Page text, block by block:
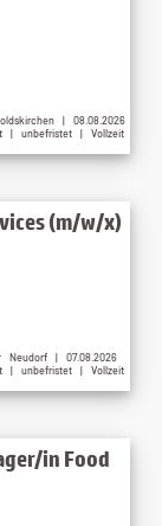
| 08.08.2026
| unbefristet | Vollzeit
(m/w/x)
| 07.08.2026
| unbefristet | Vollzeit
in Food